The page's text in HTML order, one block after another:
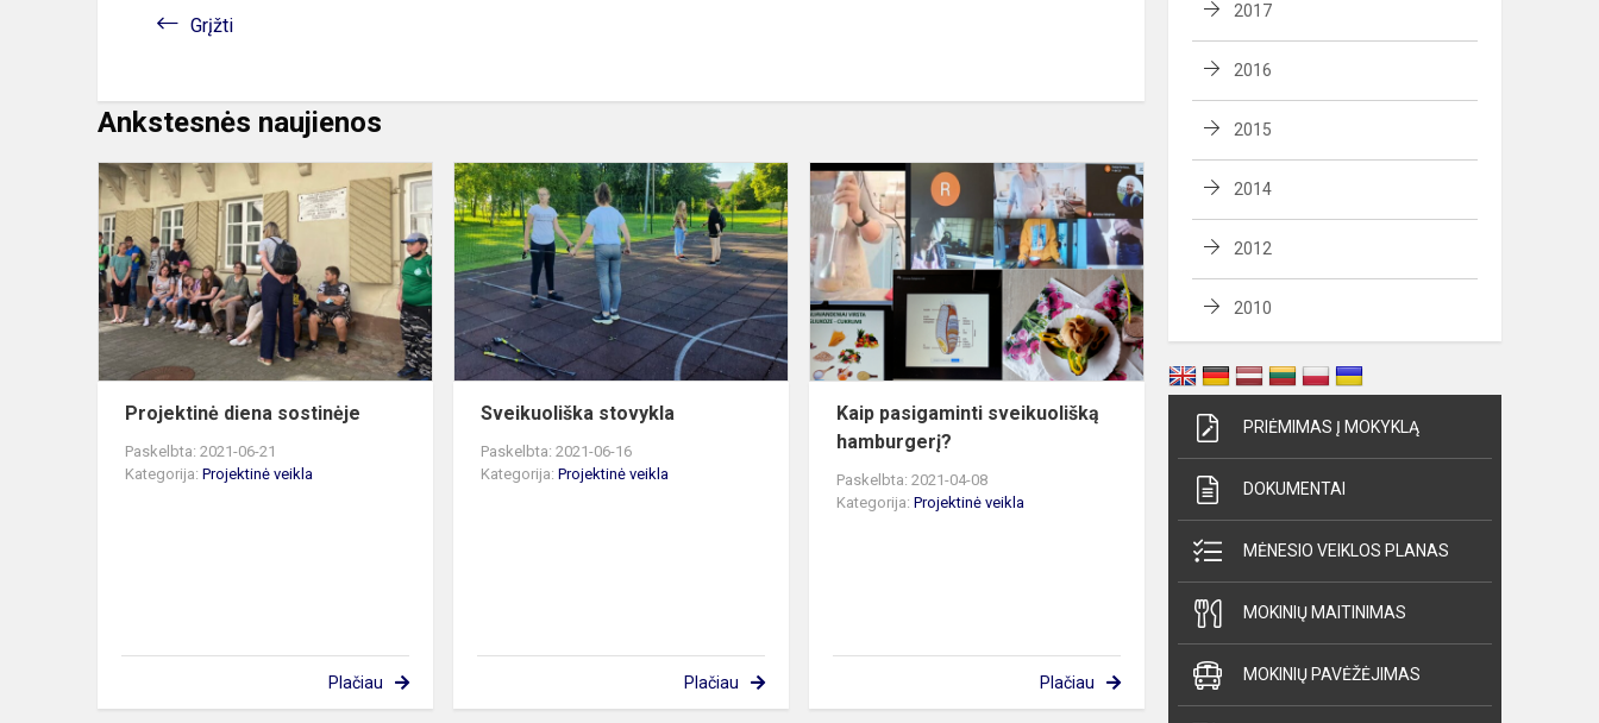
Grįžti
Ankstesnės naujienos
Projektinė
diena
sostinėje
Projektinė diena sostinėje
Paskelbta: 2021-06-21
Kategorija: Projektinė veikla
Plačiau
Sveikuoliška
stovykla
Sveikuoliška stovykla
Paskelbta: 2021-06-16
Kategorija:Projektinė veikla
Plačiau
Kaip
pasigaminti
sveikuolišką
hamburgerį?
Kaip pasigaminti sveikuolišką
hamburgerį?
Paskelbta: 2021-04-08
Kategorija:Projektinė veikla
Plačiau
2017
2016
2015
2014
2012
2010
PRIĖMIMAS Į MOKYKLĄ
DOKUMENTAI
MĖNESIO VEIKLOS PLANAS
MOKINIŲ MAITINIMAS
MOKINIŲ PAVĖŽĖJIMAS